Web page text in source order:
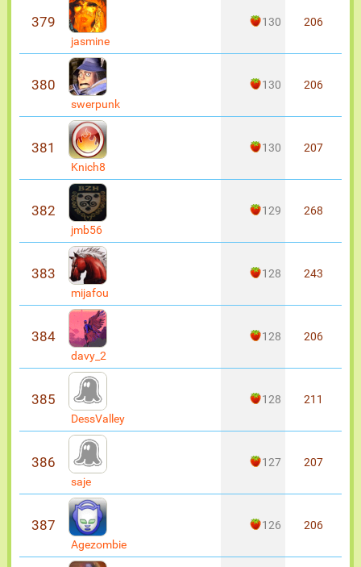
379
jasmine
130 206
380
swerpunk
130 206
381
Knich8
130 207
382
jmb56
129 268
383
mijafou
128 243
384
davy_2
128 206
385
DessValley
128 211
386
saje
127 207
387
Agezombie
126 206